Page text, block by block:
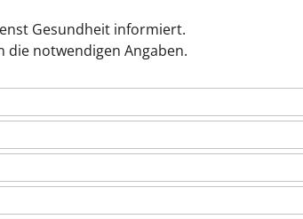
Gesundheit informiert.
die notwendigen Angaben.